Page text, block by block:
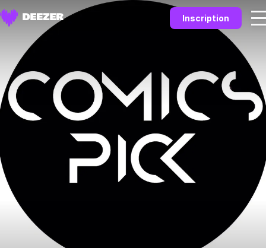
Inscription